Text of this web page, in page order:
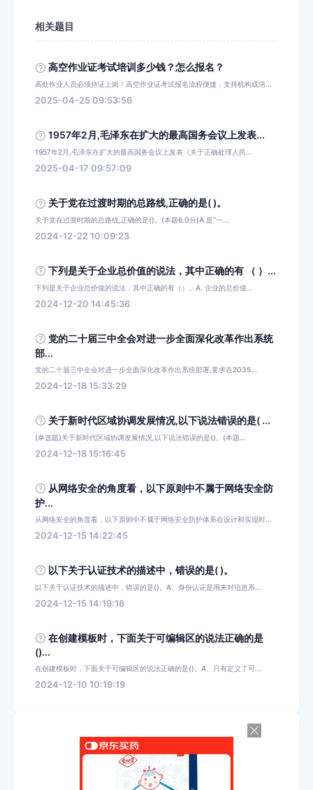
相关题目
高空作业证考试培训多少钱？怎么报名？
高处作业人员必须持证上岗！高空作业证考试报名流程便捷，支持机构或培...
2025-04-25 09:53:56
1957年2月,毛泽东在扩大的最高国务会议上发表...
1957年2月,毛泽东在扩大的最高国务会议上发表《关于正确处理人民...
2025-04-17 09:57:09
关于党在过渡时期的总路线,正确的是( )。
关于党在过渡时期的总路线,正确的是()。(本题6.0分)A.是“一...
2024-12-22 10:09:23
下列是关于企业总价值的说法，其中正确的有 （ ）...
下列是关于企业总价值的说法，其中正确的有（）。A. 企业的总价值...
2024-12-20 14:45:36
党的二十届三中全会对进一步全面深化改革作出系统
部...
党的二十届三中全会对进一步全面深化改革作出系统部署,要求在2035...
2024-12-18 15:33:29
关于新时代区域协调发展情况,以下说法错误的是( ...
(单选题)关于新时代区域协调发展情况,以下说法错误的是()。(本题...
2024-12-18 15:16:45
从网络安全的角度看，以下原则中不属于网络安全防
护...
从网络安全的角度看，以下原则中不属于网络安全防护体系在设计和实现时...
2024-12-15 14:22:45
以下关于认证技术的描述中，错误的是( )。
以下关于认证技术的描述中，错误的是()。A、身份认证是用来对信息系...
2024-12-15 14:19:18
在创建模板时，下面关于可编辑区的说法正确的是
()...
在创建模板时，下面关于可编辑区的说法正确的是()。A、只有定义了可...
2024-12-10 10:19:19